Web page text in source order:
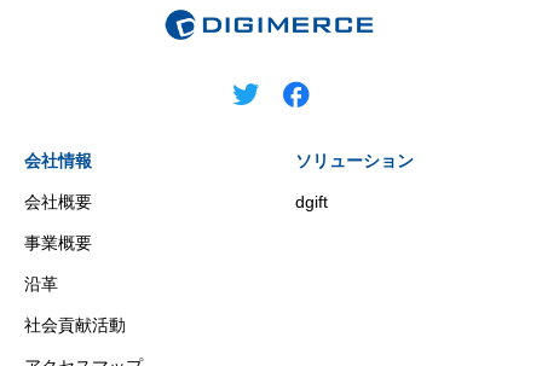
会社情報
会社概要
事業概要
沿革
社会貢献活動
ソリューション
dgift